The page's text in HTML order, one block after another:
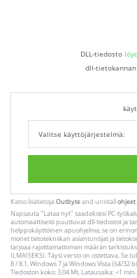
DLL-tiedosto
dll-
Katso lisätietojaOutbyteand unistallohjeet
Napsauta"Lataa nyt" saadaksesi PC-
automaattisesti puuttuvat dll-tiedostot ja
helppokäyttöinen apuohjelma, se on
monet tietotekniikan asiantuntijat ja
tarjoaa rajoittamattoman määrän
ILMAISEKSI. Täysi versio on ostettava. Se
8 / 8.1, Windows 7 ja Windows Vista (64/32
Tiedoston koko: 3,04 Mt, Latausaika: <1